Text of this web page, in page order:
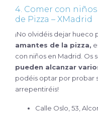
4. Comer con
de Pizza – XMadrid
¡No olvidéis dejar hueco
amantes de la pizza,
con niños en Madrid. Os
pueden alcanzar
podéis optar por probar
arrepentiréis!
Calle Oslo, 53,